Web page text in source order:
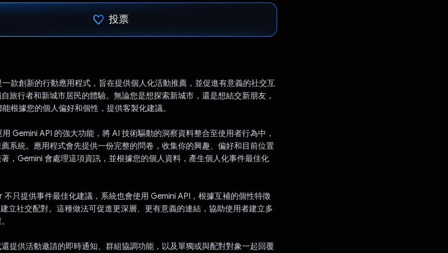
投票
款創新的行動應用程式，旨在提供個人化活動推薦，並促進有意義的社交互
旅行者和新城市居民的體驗。無論您是想探索新城市，還是想結交新朋友，
根據您的個人偏好和個性，提供客製化建議。
Gemini API 的強大功能，將 AI 技術驅動的洞察資料整合至使用者行為中，
系統。應用程式會先提供一份完整的問卷，收集你的興趣、偏好和目前位置
，Gemini 會處理這項資訊，並根據您的個人資料，產生個人化事件最佳化
只提供事件最佳化建議，系統也會使用 Gemini API，根據互補的個性特徵
立社交配對。這種做法可促進更深層、更有意義的連結，協助使用者建立多
提供活動邀請的即時通知、群組協調功能，以及單獨或與配對對象一起回覆